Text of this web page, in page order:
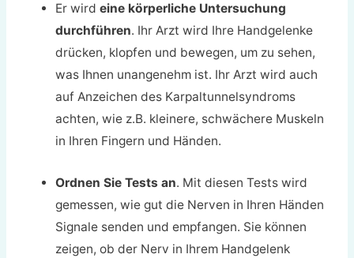
Er wirdeine körperliche Untersuchung
durchführen. Ihr Arzt wird Ihre Handgelenke
drücken, klopfen und bewegen, um zu sehen,
was Ihnen unangenehm ist. Ihr Arzt wird auch
auf Anzeichen des Karpaltunnelsyndroms
achten, wie z.B. kleinere, schwächere Muskeln
in Ihren Fingern und Händen.
Ordnen Sie Tests an. Mit diesen Tests wird
gemessen, wie gut die Nerven in Ihren Händen
Signale senden und empfangen. Sie können
zeigen, ob der Nerv in Ihrem Handgelenk